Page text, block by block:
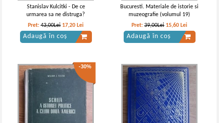
Stanislav Kulcitki - De ce
urmarea sa ne distruga?
Pret:43,00Lei 17,20 Lei
Adaugă în coș
Bucuresti. Materiale de istorie si
muzeografie (volumul 19)
Pret:39,00Lei 15,60 Lei
Adaugă în coș
-30%